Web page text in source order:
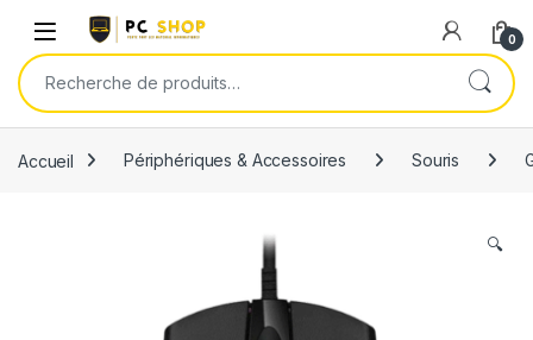
Skip to navigation
Skip to content
0
Recherche pour :
Accueil Périphériques & Accessoires Souris
🔍